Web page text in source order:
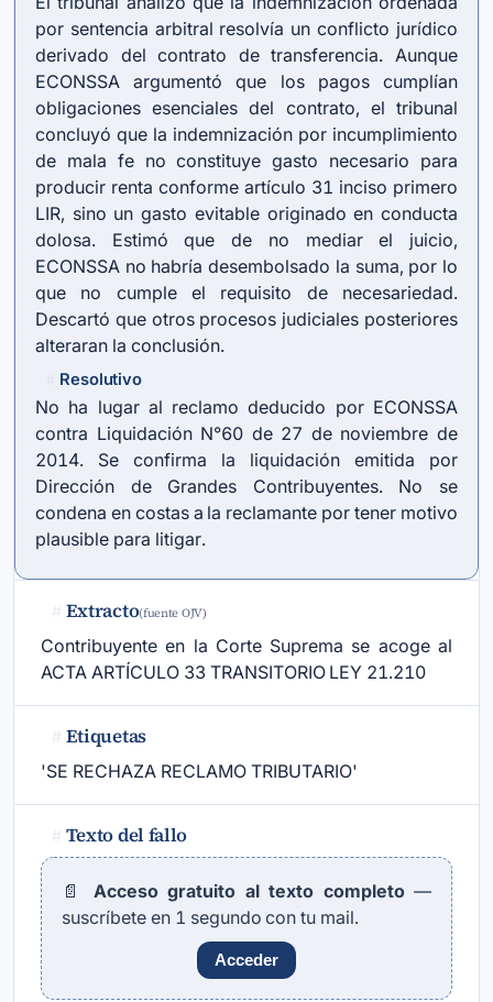
por sentencia arbitral resolvía un conflicto jurídico
derivado del contrato de transferencia. Aunque
ECONSSA argumentó que los pagos cumplían
obligaciones esenciales del contrato, el tribunal
concluyó que la indemnización por incumplimiento
de mala fe no constituye gasto necesario para
producir renta conforme artículo 31 inciso primero
LIR, sino un gasto evitable originado en conducta
dolosa. Estimó que de no mediar el juicio,
ECONSSA no habría desembolsado la suma, por lo
que no cumple el requisito de necesariedad.
Descartó que otros procesos judiciales posteriores
alteraran la conclusión.
Resolutivo
No ha lugar al reclamo deducido por ECONSSA
contra Liquidación N°60 de 27 de noviembre de
2014. Se confirma la liquidación emitida por
Dirección de Grandes Contribuyentes. No se
condena en costas a la reclamante por tener motivo
plausible para litigar.
# Extracto(fuente OJV)
Contribuyente en la Corte Suprema se acoge al
ACTA ARTÍCULO 33 TRANSITORIO LEY 21.210
# Etiquetas
'SE RECHAZA RECLAMO TRIBUTARIO'
# Texto del fallo
📄 Acceso gratuito al texto completo—
suscríbete en 1 segundo con tu mail.
Acceder